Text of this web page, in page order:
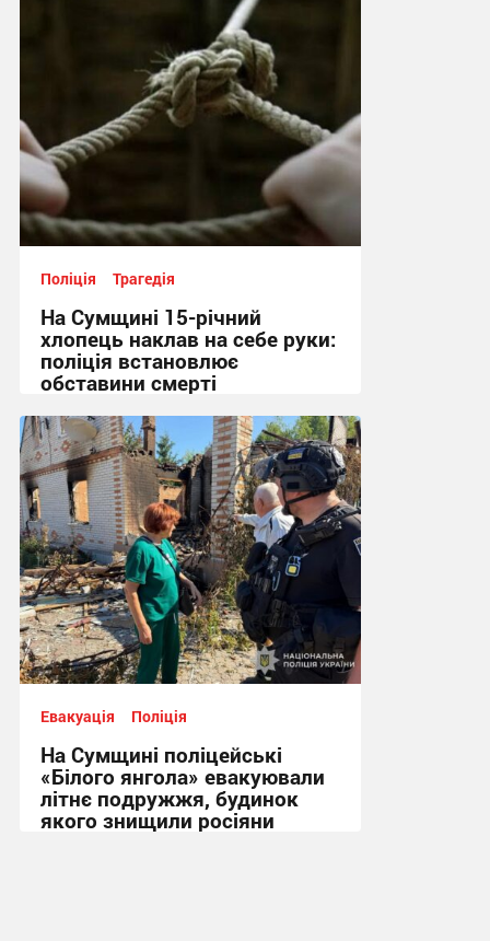
Поліція Трагедія
На Сумщині 15-річний
хлопець наклав на себе руки:
поліція встановлює
обставини смерті
10:34, 5.08.2026
Евакуація Поліція
На Сумщині поліцейські
«Білого янгола» евакуювали
літнє подружжя, будинок
якого знищили росіяни